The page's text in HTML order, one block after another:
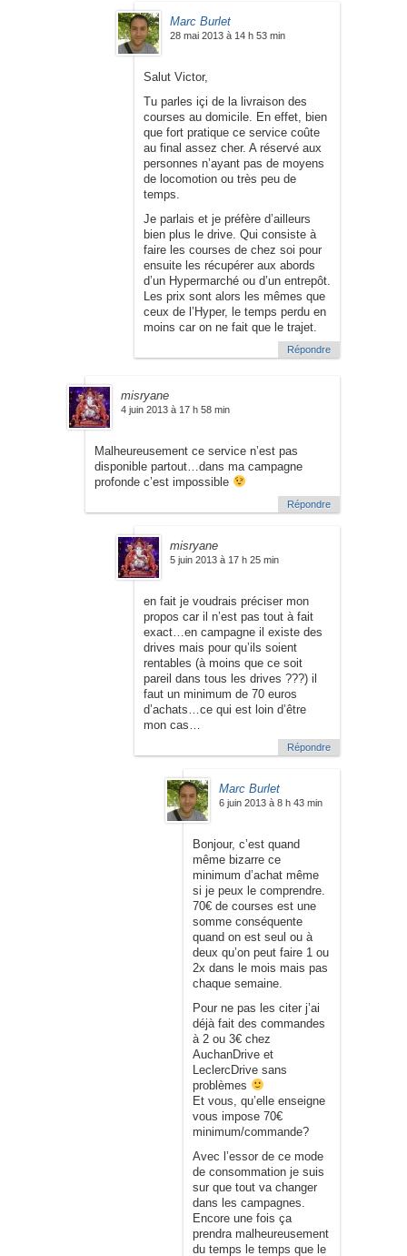
Marc Burlet
28 mai 2013 à 14 h 53 min
Salut Victor,
Tu parles içi de la livraison des
courses au domicile. En effet, bien
que fort pratique ce service coûte
au final assez cher. A réservé aux
personnes n’ayant pas de moyens
de locomotion ou très peu de
temps.
Je parlais et je préfère d’ailleurs
bien plus le drive. Qui consiste à
faire les courses de chez soi pour
ensuite les récupérer aux abords
d’un Hypermarché ou d’un entrepôt.
Les prix sont alors les mêmes que
ceux de l’Hyper, le temps perdu en
moins car on ne fait que le trajet.
Répondre
misryane
4 juin 2013 à 17 h 58 min
Malheureusement ce service n’est pas
disponible partout…dans ma campagne
profonde c’est impossible
Répondre
misryane
5 juin 2013 à 17 h 25 min
en fait je voudrais préciser mon
propos car il n’est pas tout à fait
exact…en campagne il existe des
drives mais pour qu’ils soient
rentables (à moins que ce soit
pareil dans tous les drives ???) il
faut un minimum de 70 euros
d’achats…ce qui est loin d’être
mon cas…
Répondre
Marc Burlet
6 juin 2013 à 8 h 43 min
Bonjour, c’est quand
même bizarre ce
minimum d’achat même
si je peux le comprendre.
70€ de courses est une
somme conséquente
quand on est seul ou à
deux qu’on peut faire 1 ou
2x dans le mois mais pas
chaque semaine.
Pour ne pas les citer j’ai
déjà fait des commandes
à 2 ou 3€ chez
AuchanDrive et
LeclercDrive sans
problèmes
Et vous, qu’elle enseigne
vous impose 70€
minimum/commande?
Avec l’essor de ce mode
de consommation je suis
sur que tout va changer
dans les campagnes.
Encore une fois ça
prendra malheureusement
du temps le temps que le